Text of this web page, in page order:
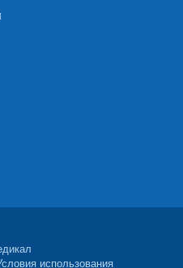
использования